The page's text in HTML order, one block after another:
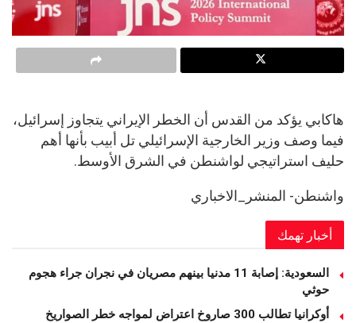
هاكابي يؤكد من القدس أن الخطر الإيراني يتجاوز إسرائيل،
فيما وصف وزير الخارجية الإسرائيلي تل أبيب بأنها أهم
حليف استراتيجي لواشنطن في الشرق الأوسط.
واشنطن- المنشر_الاخباري
أخبار تهمك
السعودية: إصابة 11 مدنيا بينهم مصريان في نجران جراء هجوم
حوثي
أوكرانيا تطالب 300 صاروخ اعتراض لمواجه خطر الصواريخ